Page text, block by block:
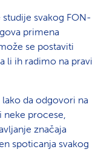
svakog FON-
primena
se postaviti
li ih radimo na pravi
da odgovori na
neke procese,
značaja
spoticanja svakog